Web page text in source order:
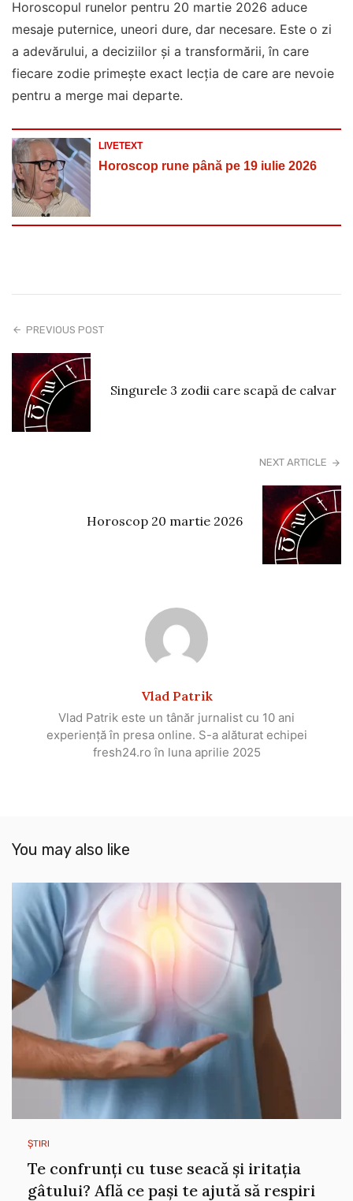
Horoscopul runelor pentru 20 martie 2026 aduce
mesaje puternice, uneori dure, dar necesare. Este o zi
a adevărului, a deciziilor și a transformării, în care
fiecare zodie primește exact lecția de care are nevoie
pentru a merge mai departe.
LIVETEXT
Horoscop rune până pe 19 iulie 2026
PREVIOUS POST
Singurele 3 zodii care scapă de calvar
NEXT ARTICLE
Horoscop 20 martie 2026
Vlad Patrik
Vlad Patrik este un tânăr jurnalist cu 10 ani
experiență în presa online. S-a alăturat echipei
fresh24.ro în luna aprilie 2025
You may also like
ȘTIRI
Te confrunți cu tuse seacă și iritația
gâtului? Află ce pași te ajută să respiri